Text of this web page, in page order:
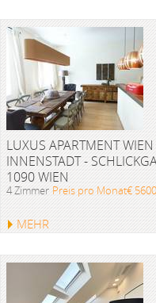
LUXUS APARTMENT
INNENSTADT -
1090 WIEN
4 Zimmer Preis pro Monat€ 5600
MEHR